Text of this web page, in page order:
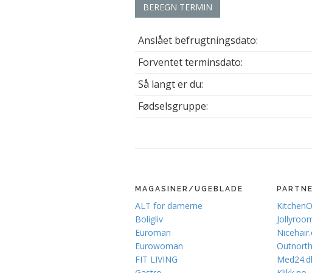
BEREGN TERMIN
Anslået befrugtningsdato:
Forventet terminsdato:
Så langt er du:
Fødselsgruppe:
MAGASINER/UGEBLADE
ALT for damerne
Boligliv
Euroman
Eurowoman
FIT LIVING